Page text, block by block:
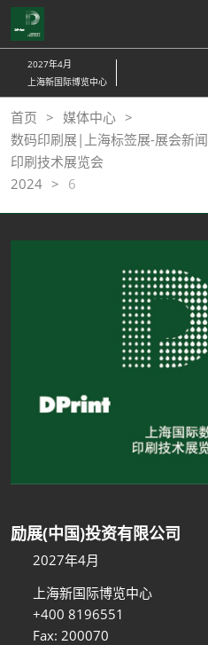
直
接
跳
至
内
容
2027年4月
上海新国际博览中心
首页
媒体中心
数码印刷展|上海标签展-展会新
印刷技术展览会
2024
6
励展(中国)投资有限公司
2027年4月
上海新国际博览中心
+400 8196551
Fax: 200070